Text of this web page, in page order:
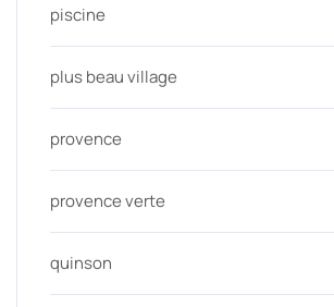
piscine
plus beau village
provence
provence verte
quinson